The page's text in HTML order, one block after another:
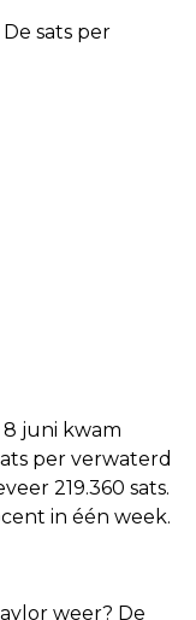
sats per
juni kwam
per verwaterd
219.360 sats.
in één week.
weer? De